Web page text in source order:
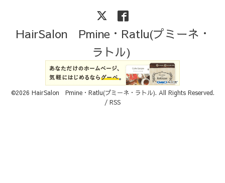
HairSalon Pmine・Ratlu(プミーネ・
ラトル)
©2026 HairSalon Pmine・Ratlu(プミーネ・ラトル). All Rights Reserved.
/ RSS